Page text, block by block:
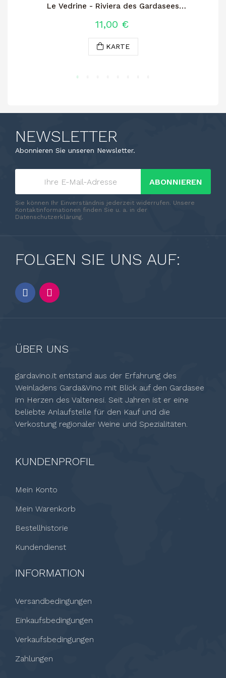
Le Vedrine - Riviera des Gardasees
11,00 €
KARTE
NEWSLETTER
Abonnieren Sie unseren Newsletter.
ABONNIEREN
Sie können Ihr Einverständnis jederzeit widerrufen. Unsere
Kontaktinformationen finden Sie u. a. in der
Datenschutzerklärung.
FOLGEN SIE UNS AUF:
ÜBER UNS
gardavino.it entstand aus der Erfahrung des
Weinladens Garda&Vino mit Blick auf den Gardasee
im Herzen des Valtenesi. Seit Jahren ist er eine
beliebte Anlaufstelle für den Kauf und die
Verkostung regionaler Weine und Spezialitäten.
KUNDENPROFIL
Mein Konto
Mein Warenkorb
Bestellhistorie
Kundendienst
INFORMATION
Versandbedingungen
Einkaufsbedingungen
Verkaufsbedingungen
Zahlungen